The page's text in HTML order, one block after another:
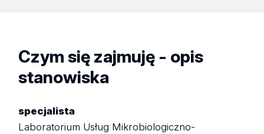
Czym się zajmuję - opis
stanowiska
specjalista
Laboratorium Usług Mikrobiologiczno-